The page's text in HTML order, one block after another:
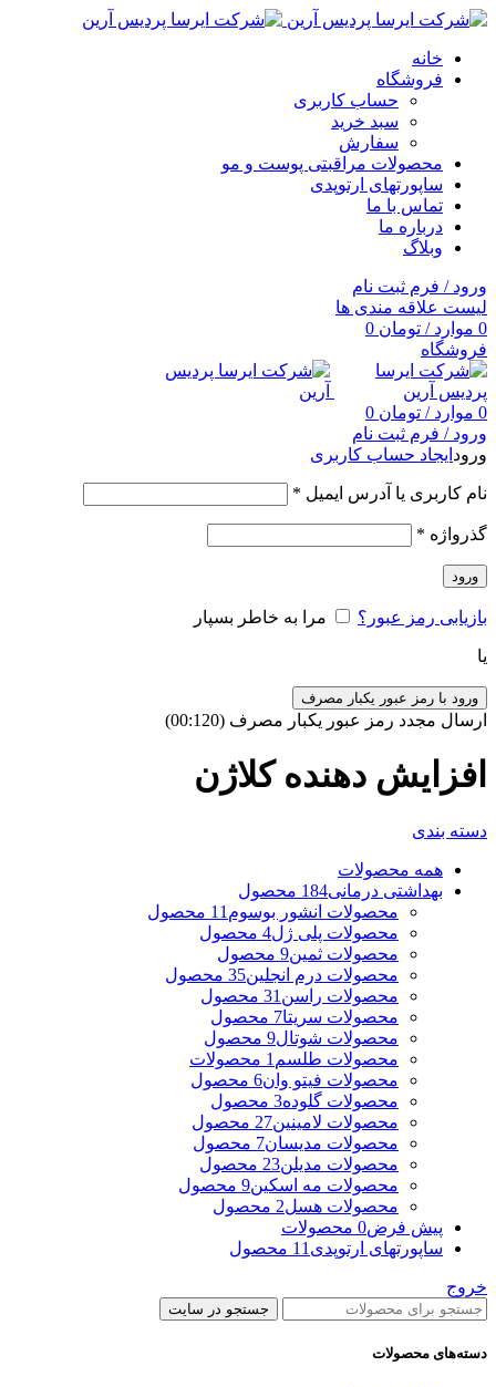
خانه
فروشگاه
حساب کاربری
سبد خرید
سفارش
محصولات مراقبتی پوست و مو
ساپورتهای ارتوپدی
تماس با ما
درباره ما
وبلاگ
ورود / فرم ثبت نام
لیست علاقه مندی ها
0 موارد / تومان
فروشگاه
0 موارد / تومان
ورود / فرم ثبت نام
ورود ایجاد حساب کاربری
نام کاربری یا آدرس ایمیل *
گذرواژه *
ورود
بازیابی رمز عبور؟ مرا به خاطر بسپار
یا
ورود با رمز عبور یکبار مصرف
ارسال مجدد رمز عبور یکبار مصرف (00:
120
)
افزایش دهنده کلاژن
دسته بندی
همه محصولات
بهداشتی درمانی184 محصول
محصولات انشور بوسوم 11 محصول
محصولات پلی ژل4 محصول
محصولات ثمین9 محصول
محصولات درم انجلین35 محصول
محصولات راسن 31 محصول
محصولات سریتا7 محصول
محصولات شوتال9 محصول
محصولات طلسم 1 محصولات
محصولات فیتو وان6 محصول
محصولات گلوده3 محصول
محصولات لامینین27 محصول
محصولات مدیسان7 محصول
محصولات مدیلن23 محصول
محصولات مه اسکین9 محصول
محصولات هسل2 محصول
پیش فرض0 محصولات
ساپورتهای ارتوپدی 11 محصول
خروج
جستجو در سایت
دسته‌های محصولات